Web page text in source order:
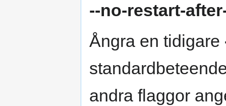
--no-restart-
Ångra en tidigare
andra flaggor